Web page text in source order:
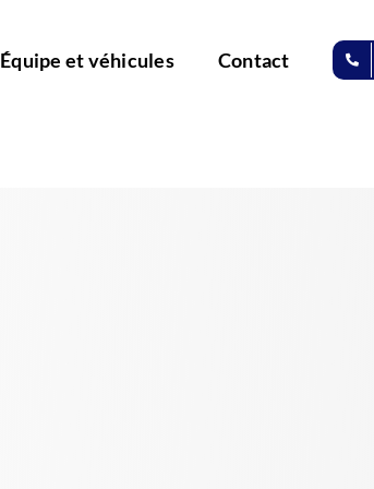
Équipe et véhicules Contact